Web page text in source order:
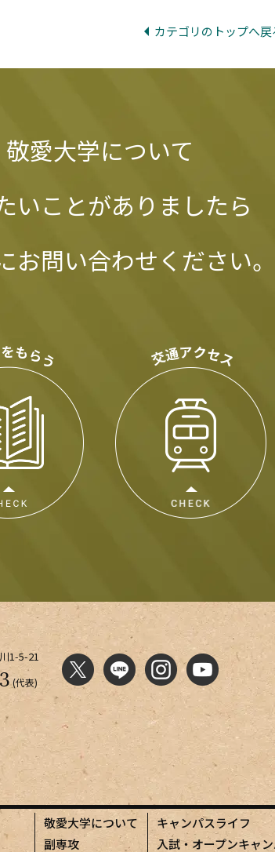
カテゴリのトップへ戻
敬愛大学について
いことがありましたら
お問い合わせください。
1-5-21
(代表)
敬愛大学について
副専攻
キャンパスライフ
入試・オープンキャ